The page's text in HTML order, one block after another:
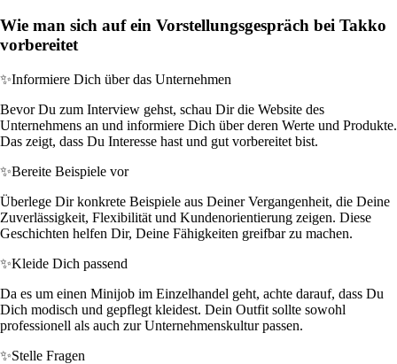
Wie man sich auf ein Vorstellungsgespräch bei Takko
vorbereitet
✨Informiere Dich über das Unternehmen
Bevor Du zum Interview gehst, schau Dir die Website des
Unternehmens an und informiere Dich über deren Werte und Produkte.
Das zeigt, dass Du Interesse hast und gut vorbereitet bist.
✨Bereite Beispiele vor
Überlege Dir konkrete Beispiele aus Deiner Vergangenheit, die Deine
Zuverlässigkeit, Flexibilität und Kundenorientierung zeigen. Diese
Geschichten helfen Dir, Deine Fähigkeiten greifbar zu machen.
✨Kleide Dich passend
Da es um einen Minijob im Einzelhandel geht, achte darauf, dass Du
Dich modisch und gepflegt kleidest. Dein Outfit sollte sowohl
professionell als auch zur Unternehmenskultur passen.
✨Stelle Fragen